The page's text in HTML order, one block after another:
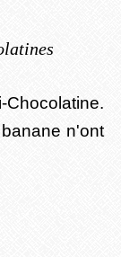
n'ont